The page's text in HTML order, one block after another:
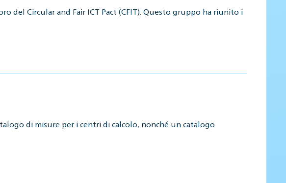
Circular and Fair ICT Pact (CFIT). Questo gruppo ha riunito i
di misure per i centri di calcolo, nonché un catalogo